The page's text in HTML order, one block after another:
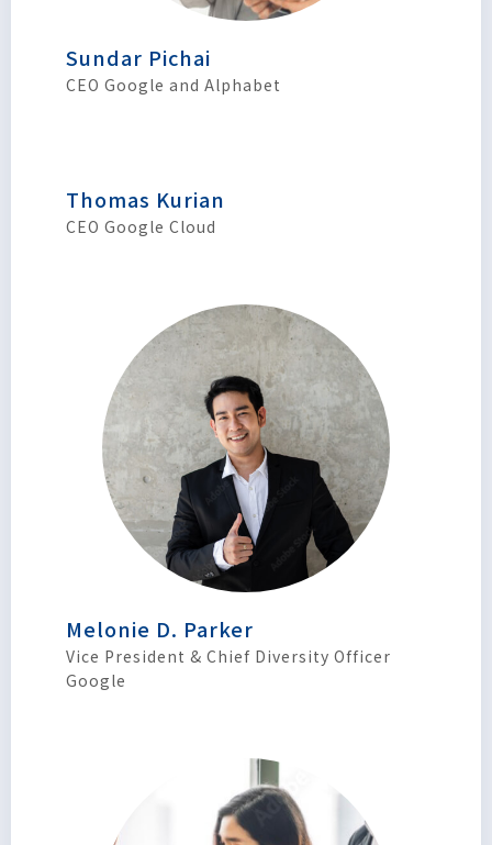
Sundar Pichai
CEO Google and Alphabet
Thomas Kurian
CEO Google Cloud
Melonie D. Parker
Vice President & Chief Diversity Officer
Google